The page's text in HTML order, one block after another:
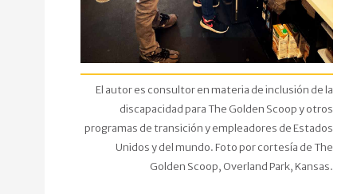
El autor es consultor en materia de inclusión de la
discapacidad para The Golden Scoop y otros
programas de transición y empleadores de Estados
Unidos y del mundo. Foto por cortesía de The
Golden Scoop, Overland Park, Kansas.